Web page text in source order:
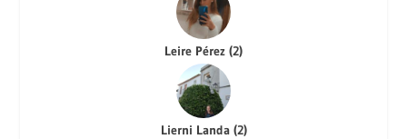
Leire Pérez (2)
Lierni Landa (2)